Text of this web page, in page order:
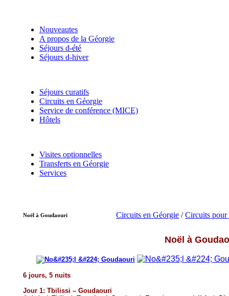
Nouveautes
A propos de la Géorgie
Séjours d-été
Séjours d-hiver
Séjours curatifs
Circuits en Géorgie
Service de conférence (MICE)
Hôtels
Visites optionnelles
Transferts en Géorgie
Services
Noël à Goudaouri Circuits en Géorgie /Circuits pour
Noël à
6 jours, 5 nuits
Jour 1: Tbilissi – Goudaouri